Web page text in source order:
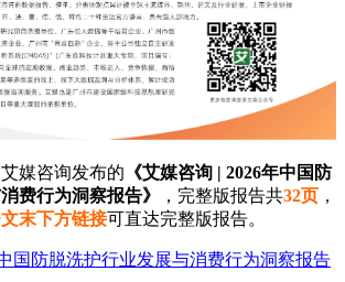
益严峻，且呈现出年轻化、严重化的趋
得防脱护理需求持续释放，推动防脱护发
段。全球领先的新经济产业第三方数据挖
Research（艾媒咨询）最新发布的《2026